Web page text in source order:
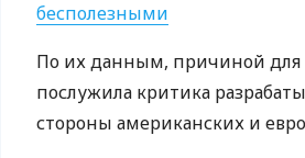
бесполезными
По их данным, причиной для
послужила критика
стороны американских и